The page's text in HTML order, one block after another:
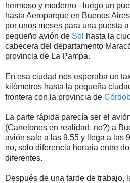
hermoso y moderno - luego un
hasta Aeroparque en Buenos
por unos meses para una puesta
pequeño avión de Sol hasta la
cabecera del departamento
provincia de La Pampa.
En esa ciudad nos esperaba un
kilómetros hasta la pequeña
frontera con la provincia de
La parte rápida parecía ser el
(Canelones en realidad, no?) a
avión sale a las 9.55 y llega a las
no, solo diferencia horaria entre
diferentes.
Después de una tarde de trabajo,